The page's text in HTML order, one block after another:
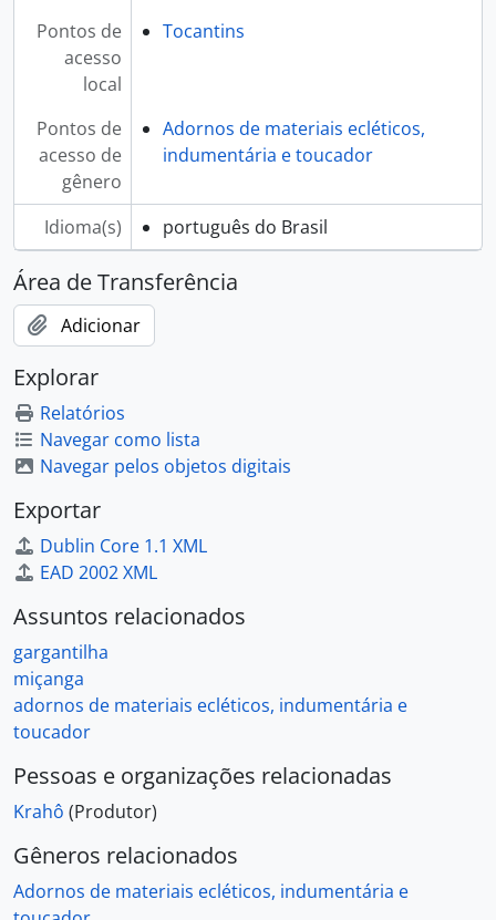
Pontos de
acesso
local
Tocantins
Pontos de
acesso de
gênero
Adornos de materiais ecléticos,
indumentária e toucador
Idioma(s) português do Brasil
Área de Transferência
Adicionar
Explorar
Relatórios
Navegar como lista
Navegar pelos objetos digitais
Exportar
Dublin Core 1.1 XML
EAD 2002 XML
Assuntos relacionados
gargantilha
miçanga
adornos de materiais ecléticos, indumentária e
toucador
Pessoas e organizações relacionadas
Krahô (Produtor)
Gêneros relacionados
Adornos de materiais ecléticos, indumentária e